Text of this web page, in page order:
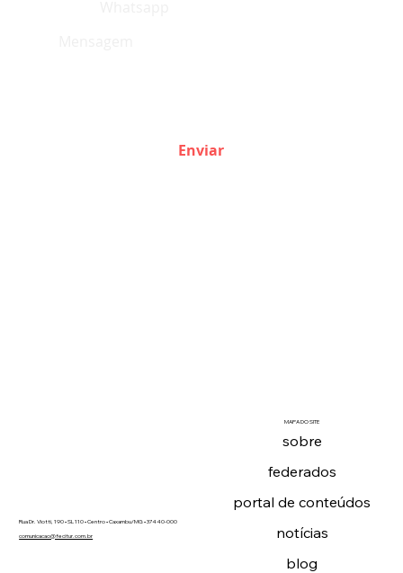
Rua Dr. Viotti, 190 • SL 110 • Centro • Caxambu/MG • 37440-000
comunicacao@fecitur.com.br
sobre
federados
portal de conteúdos
notícias
blog
MAPA DO SITE
Enviar